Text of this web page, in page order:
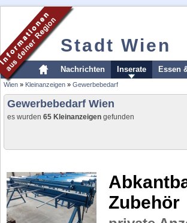
Stadt Wien
Nachrichten Inserate Essen
Wien » Kleinanzeigen » Gewerbebedarf
Gewerbebedarf Wien
es wurden 65 Kleinanzeigen gefunden
Zubehör